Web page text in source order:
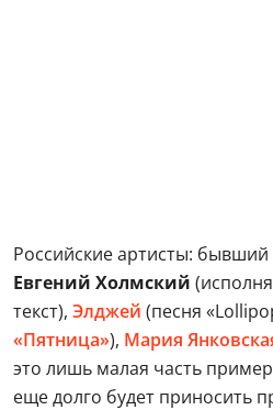
Российские артисты:
Евгений Холмский
текст), Элджей (песня
«Пятница»), Мария
это лишь малая часть
еще долго будет приносить